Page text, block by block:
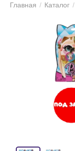
Главная / Каталог /